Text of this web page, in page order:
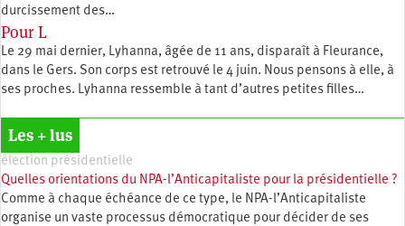
durcissement des…
Pour L
Le 29 mai dernier, Lyhanna, âgée de 11 ans, disparaît à Fleurance,
dans le Gers. Son corps est retrouvé le 4 juin. Nous pensons à elle, à
ses proches. Lyhanna ressemble à tant d’autres petites filles…
Les + lus
élection présidentielle
Quelles orientations du NPA-l’Anticapitaliste pour la présidentielle ?
Comme à chaque échéance de ce type, le NPA-l’Anticapitaliste
organise un vaste processus démocratique pour décider de ses